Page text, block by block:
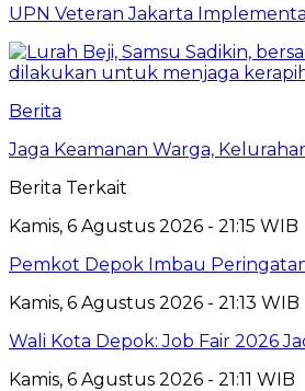
UPN Veteran Jakarta
Berita
Jaga Keamanan Warga,
Berita Terkait
Kamis, 6 Agustus 2026 - 21:15 WIB
Pemkot Depok Imbau
Kamis, 6 Agustus 2026 - 21:13 WIB
Wali Kota Depok: Job Fair 2026
Kamis, 6 Agustus 2026 - 21:11 WIB